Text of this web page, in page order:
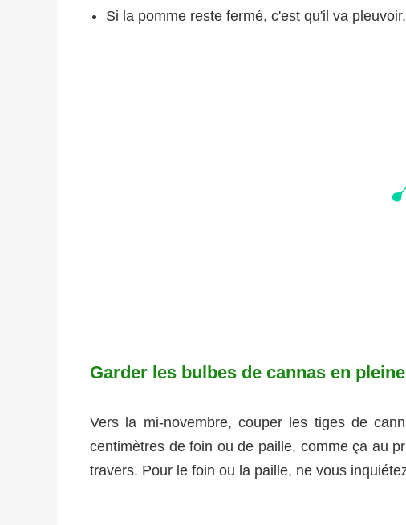
Si la pomme reste fermé, c'est qu'il va pleuvoir.
Garder les bulbes de cannas en
Vers la mi-novembre, couper les tiges de
centimètres de foin ou de paille, comme ça au
travers. Pour le foin ou la paille, ne vous